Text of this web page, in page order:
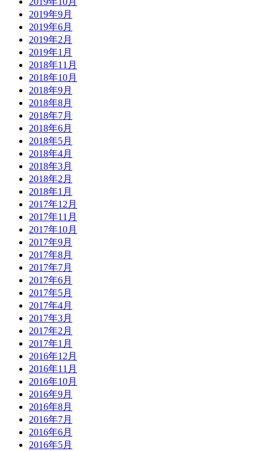
2019年9月
2019年6月
2019年2月
2019年1月
2018年11月
2018年10月
2018年9月
2018年8月
2018年7月
2018年6月
2018年5月
2018年4月
2018年3月
2018年2月
2018年1月
2017年12月
2017年11月
2017年10月
2017年9月
2017年8月
2017年7月
2017年6月
2017年5月
2017年4月
2017年3月
2017年2月
2017年1月
2016年12月
2016年11月
2016年10月
2016年9月
2016年8月
2016年7月
2016年6月
2016年5月